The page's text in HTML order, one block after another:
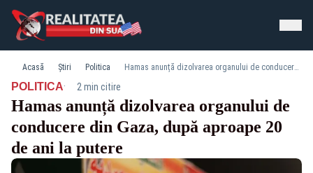
Acasă Știri Politica Hamas anunță dizolvarea organului de conducere din Gaza, după aproape 20 de ani la putere
POLITICA· 2 min citire
Hamas anunță dizolvarea organului de
conducere din Gaza, după aproape 20
de ani la putere